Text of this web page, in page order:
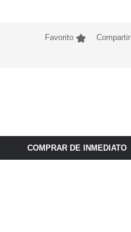
Favorito Compartir
COMPRAR DE INMEDIATO